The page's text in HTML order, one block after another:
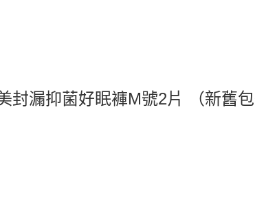
封漏抑菌好眠褲M號2片 （新舊包